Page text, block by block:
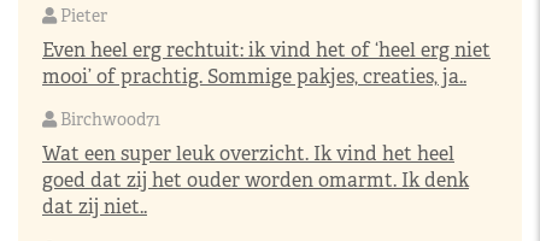
Pieter
Even heel erg rechtuit: ik vind het of ‘heel erg niet
mooi’ of prachtig. Sommige pakjes, creaties, ja..
Birchwood71
Wat een super leuk overzicht. Ik vind het heel
goed dat zij het ouder worden omarmt. Ik denk
dat zij niet..